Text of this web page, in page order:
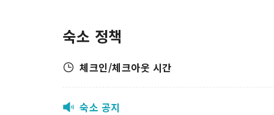
숙소 정책
체크인/체크아웃 시간
숙소 공지